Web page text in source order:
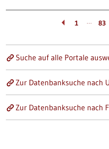
1 … 83
Suche auf alle Portale
Zur Datenbanksuche nach
Zur Datenbanksuche nach